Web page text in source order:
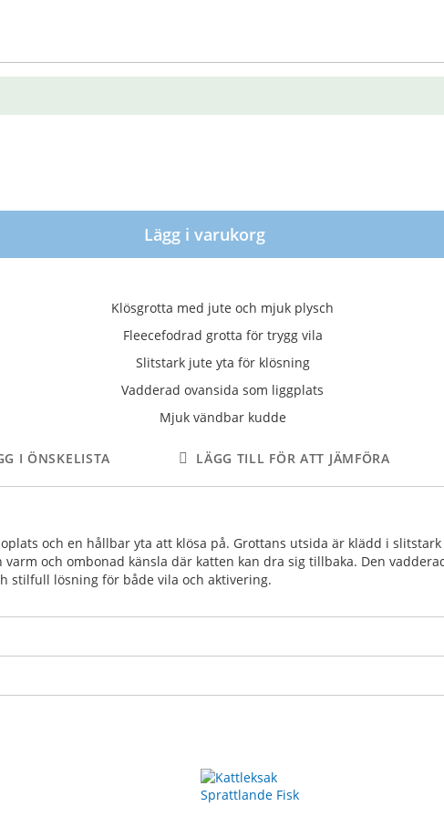
Lägg i varukorg
Klösgrotta med jute och mjuk plysch
Fleecefodrad grotta för trygg vila
Slitstark jute yta för klösning
Vadderad ovansida som liggplats
Mjuk vändbar kudde
I ÖNSKELISTA LÄGG TILL FÖR ATT JÄMFÖRA
och en hållbar yta att klösa på. Grottans utsida är klädd i
och ombonad känsla där katten kan dra sig tillbaka. Den
stilfull lösning för både vila och aktivering.